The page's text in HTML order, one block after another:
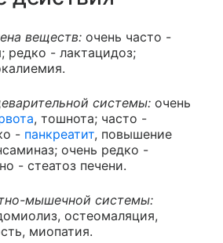
веществ: очень часто -
редко - лактацидоз;
системы: очень
, тошнота; часто -
- панкреатит, повышение
очень редко -
- стеатоз печени.
мышечной системы:
остеомаляция,
миопатия.